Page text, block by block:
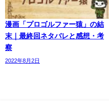
漫画「プロゴルファー猿」の結
末｜最終回ネタバレと感想・考
察
2022年8月2日